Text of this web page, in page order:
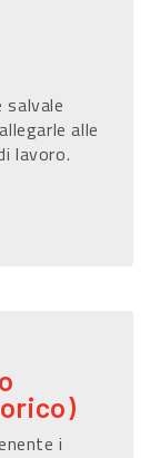
salvale
alle
lavoro.
i